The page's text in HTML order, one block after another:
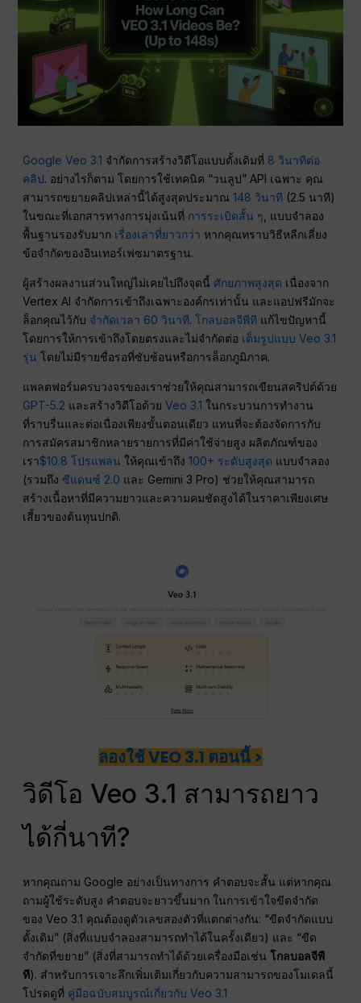
Google Veo 3.1 จำกัดการสร้างวิดีโอแบบดั้งเดิมที่ 8 วินาทีต่อ
คลิป. อย่างไรก็ตาม โดยการใช้เทคนิค “วนลูป” API เฉพาะ คุณ
สามารถขยายคลิปเหล่านี้ได้สูงสุดประมาณ148 วินาที (2.5 นาที)
ในขณะที่เอกสารทางการมุ่งเน้นที่ การระเบิดสั้น ๆ , แบบจำลอง
พื้นฐานรองรับมาก เรื่องเล่าที่ยาวกว่า หากคุณทราบวิธีหลีกเลี่ยง
ข้อจำกัดของอินเทอร์เฟซมาตรฐาน.
ผู้สร้างผลงานส่วนใหญ่ไม่เคยไปถึงจุดนี้ ศักยภาพสูงสุด เนื่องจาก
Vertex AI จำกัดการเข้าถึงเฉพาะองค์กรเท่านั้น และแอปฟรีมักจะ
ล็อกคุณไว้กับ จำกัดเวลา 60 วินาที.โกลบอลจีพีที แก้ไขปัญหานี้
โดยการให้การเข้าถึงโดยตรงและไม่จำกัดต่อ เต็มรูปแบบ Veo 3.1
รุ่นโดยไม่มีรายชื่อรอที่ซับซ้อนหรือการล็อกภูมิภาค.
แพลตฟอร์มครบวงจรของเราช่วยให้คุณสามารถเขียนสคริปต์ด้วย
GPT-5.2 และสร้างวิดีโอด้วยVeo 3.1ในกระบวนการทำงาน
ที่ราบรื่นและต่อเนื่องเพียงขั้นตอนเดียว แทนที่จะต้องจัดการกับ
การสมัครสมาชิกหลายรายการที่มีค่าใช้จ่ายสูง ผลิตภัณฑ์ของ
เรา$10.8 โปรแพลน ให้คุณเข้าถึง100+ ระดับสูงสุด แบบจำลอง
(รวมถึงซีแดนซ์ 2.0 และ Gemini 3 Pro) ช่วยให้คุณสามารถ
สร้างเนื้อหาที่มีความยาวและความคมชัดสูงได้ในราคาเพียงเศษ
เสี้ยวของต้นทุนปกติ.
ลองใช้ VEO 3.1 ตอนนี้ >
วิดีโอ Veo 3.1 สามารถยาว
ได้กี่นาที?
หากคุณถาม Google อย่างเป็นทางการ คำตอบจะสั้น แต่หากคุณ
ถามผู้ใช้ระดับสูง คำตอบจะยาวขึ้นมาก ในการเข้าใจขีดจำกัด
ของ Veo 3.1 คุณต้องดูตัวเลขสองตัวที่แตกต่างกัน: “ขีดจำกัดแบบ
ดั้งเดิม” (สิ่งที่แบบจำลองสามารถทำได้ในครั้งเดียว) และ “ขีด
จำกัดที่ขยาย” (สิ่งที่สามารถทำได้ด้วยเครื่องมือเช่นโกลบอลจีพี
ที). สำหรับการเจาะลึกเพิ่มเติมเกี่ยวกับความสามารถของโมเดลนี้
โปรดดูที่ คู่มือฉบับสมบูรณ์เกี่ยวกับ Veo 3.1